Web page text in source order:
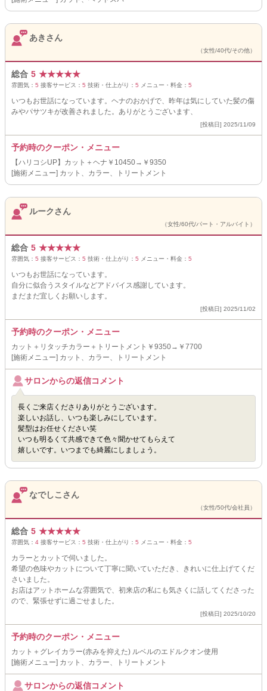
あきさん
（女性/40代/その他）
総合 5 ★★★★★
雰囲気： 5 接客サービス： 5 技術・仕上がり： 5 メニュー・料金： 5
いつもお世話になっています。ヘナのおかげで、昨年は気にしていた髪の傷
みやパサツキが改善されました。ありがとうございます、
[投稿日] 2025/11/09
予約時のクーポン・メニュー
【ハリコシUP】カット＋ヘナ￥10450→￥9350
[施術メニュー] カット、カラー、トリートメント
ルークさん
（女性/60代/パート・アルバイト）
総合 5 ★★★★★
雰囲気： 5 接客サービス： 5 技術・仕上がり： 5 メニュー・料金： 5
いつもお世話になっています。
自分に似合うスタイルなどアドバイス感謝しています。
まだまだ宜しくお願いします。
[投稿日] 2025/11/02
予約時のクーポン・メニュー
カット＋リタッチカラー＋トリートメント￥9350→￥7700
[施術メニュー] カット、カラー、トリートメント
サロンからの返信コメント
長くご来店くださりありがとうございます。
楽しいお話し、いつも楽しみにしています。
髪型はお任せください笑
いつも明るくて共感できて色々聞かせてもらえて
嬉しいです。いつまでも綺麗にしましょう。
なでしこさん
（女性/50代/会社員）
総合 5 ★★★★★
雰囲気： 4 接客サービス： 5 技術・仕上がり： 5 メニュー・料金： 5
カラーとカットで伺いました。
希望の色味やカットについて丁寧に聞いていただき、きれいに仕上げてくだ
さいました。
お店はアットホームな雰囲気で、初来店の私にも気さくに話してくださった
ので、緊張せずに過ごせました。
[投稿日] 2025/10/20
予約時のクーポン・メニュー
カット＋グレイカラー(赤みを抑えた) ルベルのエドルクオン使用
[施術メニュー] カット、カラー、トリートメント
サロンからの返信コメント